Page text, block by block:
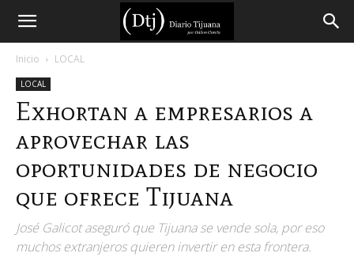
Diario
Tijuana
Inicio LOCAL
LOCAL
Exhortan a empresarios a
aprovechar las
oportunidades de negocio
que ofrece Tijuana
José Galicot aseguró que Tijuana se vende sola, por eso
muchos extranjeros quieren invertir en esta frontera.